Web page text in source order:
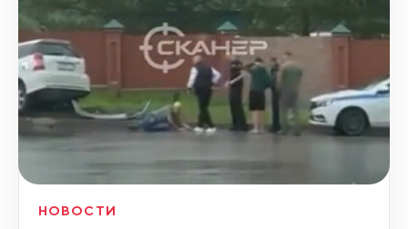
НОВОСТИ